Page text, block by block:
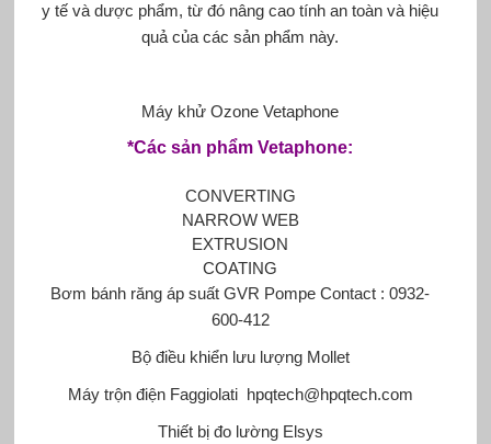
y tế và dược phẩm, từ đó nâng cao tính an toàn và hiệu
quả của các sản phẩm này.
Máy khử Ozone Vetaphone
*Các sản phẩm Vetaphone:
CONVERTING
NARROW WEB
EXTRUSION
COATING
Bơm bánh răng áp suất GVR Pompe Contact : 0932-
600-412
Bộ điều khiển lưu lượng Mollet
Máy trộn điện Faggiolatihpqtech@hpqtech.com
Thiết bị đo lường Elsys